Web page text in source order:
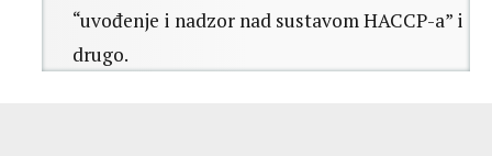
“uvođenje i nadzor nad sustavom HACCP-a” i
drugo.